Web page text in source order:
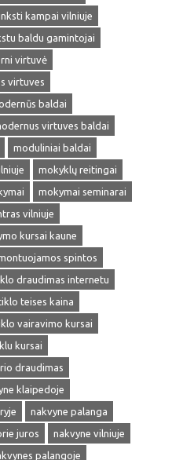
kampai vilniuje
baldu gamintojai
virtuvė
virtuves
baldai
virtuves baldai
moduliniai baldai
mokyklų reitingai
mokymai seminarai
vilniuje
kursai kaune
spintos
draudimas internetu
teises kaina
vairavimo kursai
kursai
draudimas
klaipedoje
nakvyne palanga
juros
nakvyne vilniuje
palangoje